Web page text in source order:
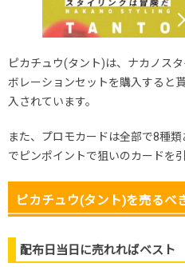
ピカチュウ(タント)は、ナカノス
ボレーションセットを購入すると
入されています。
また、プロモカードは全部で8種
でピンポイントで狙いのカードを
ピカチュウ(タント)を売るべ
配布日当日に売れればベスト